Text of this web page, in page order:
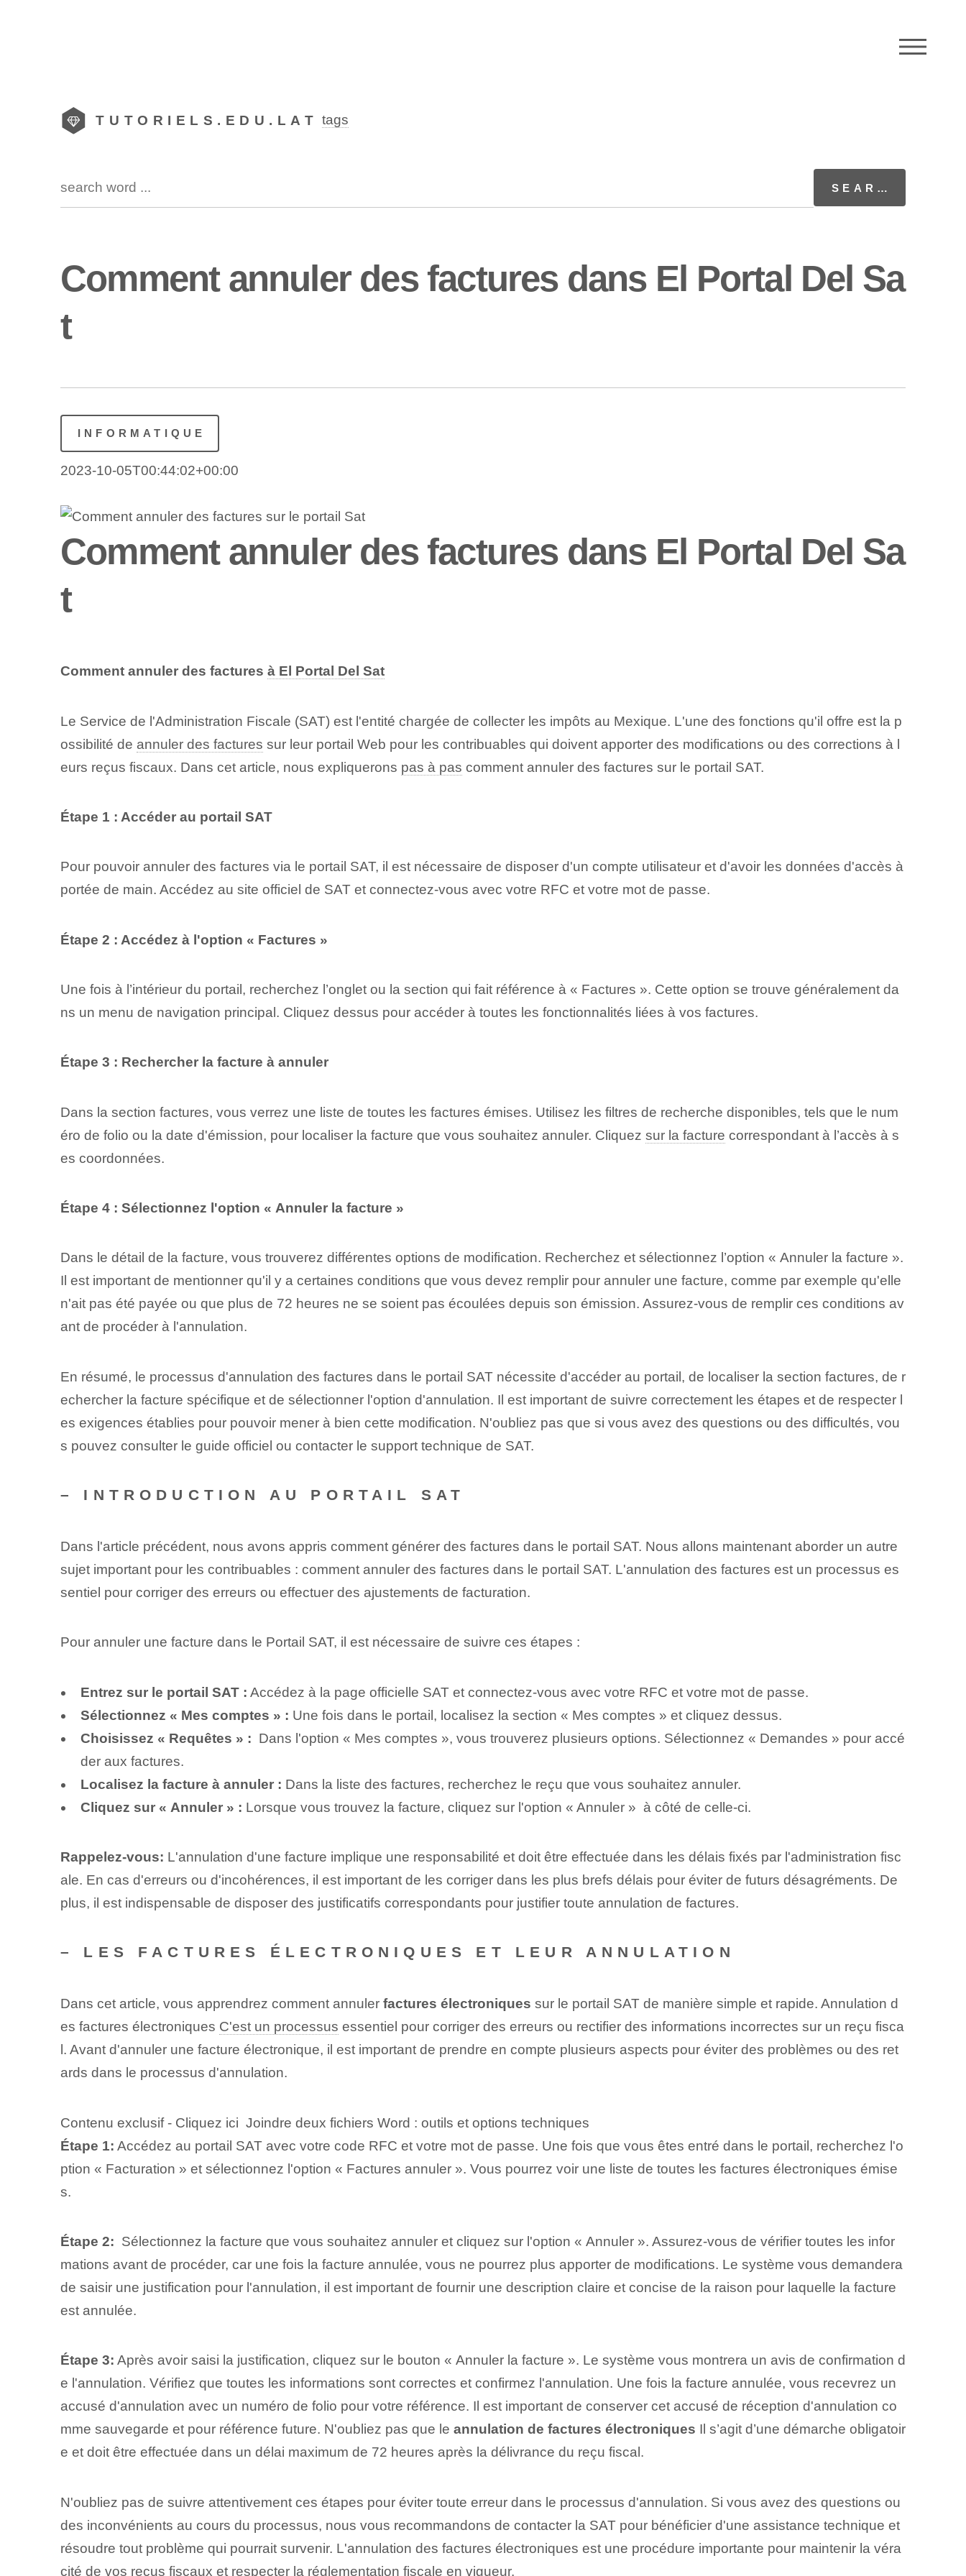
TUTORIELS.EDU.LAT tags
Comment annuler des factures dans El Portal Del Sa
t
INFORMATIQUE
2023-10-05T00:44:02+00:00
Comment annuler des factures dans El Portal Del Sa
t
Comment annuler des factures à El Portal Del Sat
Le Service de l'Administration Fiscale (SAT) est l'entité chargée de collecter les impôts au Mexique. L'une des fonctions qu'il offre est la p
ossibilité de annuler des factures sur ‌leur‍ portail Web pour les contribuables qui doivent apporter des modifications ou des corrections ‌à l
eurs reçus fiscaux. Dans cet article, nous expliquerons pas à pas comment annuler des factures sur le portail SAT.
Étape 1 : Accéder au portail SAT
Pour pouvoir annuler des factures via le portail SAT, il est nécessaire de disposer d'un compte utilisateur et d'avoir les données d'accès à
portée de main. Accédez au site officiel de SAT et connectez-vous avec votre RFC et votre mot de passe.
Étape 2 : Accédez à l'option « Factures »
Une fois à l’intérieur du portail, recherchez l’onglet ou la section qui fait référence à « Factures ». Cette option se trouve généralement da
ns un menu de navigation principal. Cliquez dessus pour accéder à toutes les fonctionnalités liées à vos factures.
Étape 3 : Rechercher la facture à annuler
Dans la section factures, vous verrez une liste de toutes les factures émises. Utilisez les filtres de recherche disponibles, tels que le num
éro de folio ou la date d'émission, pour localiser la facture que vous souhaitez annuler. ⁤Cliquez sur la facture correspondant à l’accès à ‌s
es coordonnées.
Étape 4 : Sélectionnez l'option « Annuler la facture »
Dans le détail de la facture, vous trouverez différentes options de modification. Recherchez et sélectionnez l’option « Annuler la facture ».
Il est important de mentionner qu'il y a certaines conditions que vous devez remplir pour annuler une facture, comme par exemple qu'elle
n'ait pas été payée ou que plus de 72 heures ne se soient pas écoulées depuis son émission. Assurez-vous de remplir ces conditions⁢ av
ant de procéder à l'⁣annulation.
En résumé, le processus d'annulation des factures dans le portail SAT nécessite d'accéder au portail, de localiser la section factures, de r
echercher la facture spécifique et de sélectionner l'option d'annulation. ‌Il est important de suivre correctement les étapes et de respecter l
es exigences établies pour pouvoir mener à bien cette modification. N'oubliez pas que si vous avez des questions ou des difficultés, vou
s pouvez consulter le guide officiel ou contacter le support technique de SAT.
– INTRODUCTION AU PORTAIL SAT
Dans l'article précédent, nous avons appris comment générer des factures dans le portail SAT. Nous allons maintenant aborder un autre
sujet important pour les contribuables : comment annuler des factures dans le portail SAT. L'annulation des factures est un processus es
sentiel pour corriger des erreurs ou effectuer des ajustements de facturation.
Pour annuler une facture dans le Portail SAT, il est nécessaire de suivre ces étapes :
Entrez sur le portail SAT : Accédez à la page officielle SAT et connectez-vous avec votre RFC et votre mot de passe.
Sélectionnez « Mes comptes » : Une fois dans le portail, localisez la section « Mes comptes » et cliquez dessus.
Choisissez « Requêtes » : ​ Dans l'option « Mes comptes », vous trouverez plusieurs options. Sélectionnez « Demandes » pour accé
der aux factures.
Localisez la facture à annuler : Dans la liste des factures, recherchez le reçu que vous souhaitez annuler.
Cliquez sur « Annuler » : Lorsque vous trouvez la facture, cliquez sur l'option « Annuler » ⁤ à côté de celle-ci.
Rappelez-vous: L'annulation d'une facture implique une responsabilité et doit être effectuée dans les délais fixés par l'administration fisc
ale. En cas d'erreurs ou d'incohérences, il est important de les corriger dans les plus brefs délais pour éviter de futurs désagréments. De
plus, il est indispensable de disposer des justificatifs correspondants pour justifier toute annulation de factures.
– LES FACTURES ÉLECTRONIQUES ET LEUR ANNULATION
Dans ⁤cet‌ article, vous apprendrez comment annuler⁣ factures électroniques sur le portail SAT de manière simple et rapide. Annulation d
es factures électroniques C'est un processus essentiel⁤ pour corriger des erreurs⁣ ou rectifier des informations incorrectes sur un reçu fisca
l. Avant d'annuler une facture électronique, il est important de prendre en compte plusieurs aspects pour éviter des problèmes ou des ret
ards dans le processus d'annulation.
Contenu exclusif - Cliquez ici Joindre deux fichiers Word : outils et options techniques
Étape 1: Accédez au portail SAT avec votre code RFC et votre mot de passe. Une fois que vous êtes entré dans le portail, recherchez l'o
ption « Facturation » et sélectionnez l'option « Factures ⁢annuler ». Vous pourrez voir une liste de toutes les factures électroniques émise
s.
Étape 2: ‌ Sélectionnez⁣ la⁢ facture que vous souhaitez annuler et cliquez sur l'option « Annuler ». Assurez-vous de ⁢vérifier toutes les infor
mations ⁤avant ⁢de procéder, car une fois ⁢la ⁢facture annulée, vous ne pourrez plus ⁢apporter de modifications. Le système vous demandera
de saisir une justification pour l'annulation, il est important de fournir une description claire et concise de la raison pour laquelle la facture
est annulée.​
Étape 3: Après avoir saisi la justification, cliquez sur le bouton « Annuler la facture ».‍ Le système vous montrera un avis de confirmation d
e l'annulation. Vérifiez que toutes les informations sont correctes et confirmez l'annulation. Une fois la facture annulée, vous recevrez un
accusé d'annulation avec un numéro de folio pour votre référence. ‍Il est important de conserver cet accusé de réception d'annulation co
mme sauvegarde et pour référence future. N'oubliez pas que le annulation de factures électroniques Il s’agit d’une démarche obligatoir
e et doit être effectuée dans un délai maximum de 72 heures après la délivrance du reçu fiscal.
N'oubliez pas de suivre attentivement ces étapes pour éviter toute erreur dans le processus d'annulation. Si vous avez des questions ou
des inconvénients au cours du processus, nous vous recommandons de contacter la SAT pour bénéficier d'une assistance technique et
résoudre tout problème qui pourrait survenir. L'annulation des factures électroniques est une procédure importante pour maintenir la véra
cité de vos reçus fiscaux et respecter la réglementation fiscale en vigueur.